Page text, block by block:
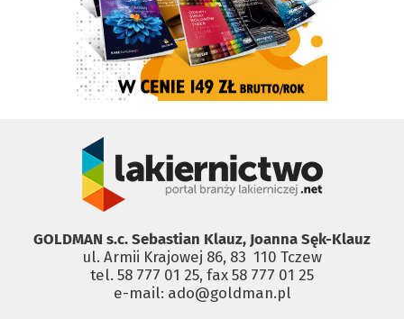
GOLDMAN s.c. Sebastian Klauz, Joanna Sęk-Klauz
ul. Armii Krajowej 86, 83 ­ 110 Tczew
tel. 58 777 01 25, fax 58 777 01 25
e-mail: ado@goldman.pl